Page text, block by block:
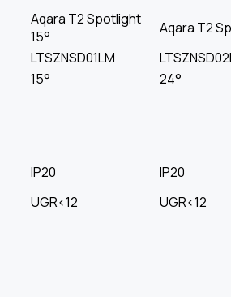
Aqara T2 Spotlight
15°
Aqara T2
LTSZNSD01LM
15° 24°
IP20 IP20
UGR<12 UGR<12